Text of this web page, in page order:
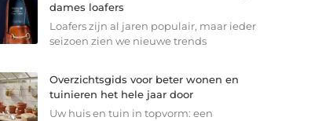
dames loafers
Loafers zijn al jaren populair, maar ieder
seizoen zien we nieuwe trends
Overzichtsgids voor beter wonen en
tuinieren het hele jaar door
Uw huis en tuin in topvorm: een